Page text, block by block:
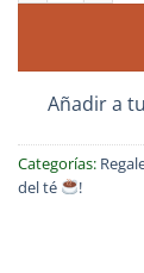
Añadir a
Categorías:
del té
!